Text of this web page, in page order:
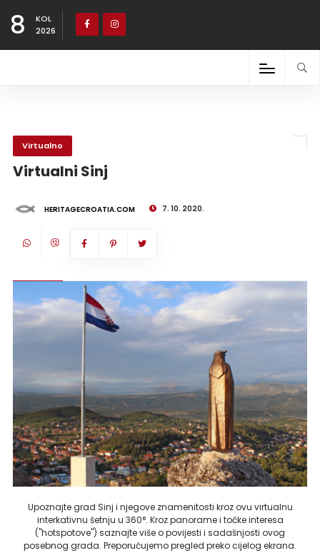
8
KOL
2026
Virtualno
Virtualni Sinj
HERITAGECROATIA.COM 7. 10. 2020.
Upoznajte grad Sinj i njegove znamenitosti kroz ovu virtualnu
interkativnu šetnju u 360°. Kroz panorame i točke interesa
("hotspotove") saznajte više o povijesti i sadašnjosti ovog
posebnog grada. Preporučujemo pregled preko cijelog ekrana.